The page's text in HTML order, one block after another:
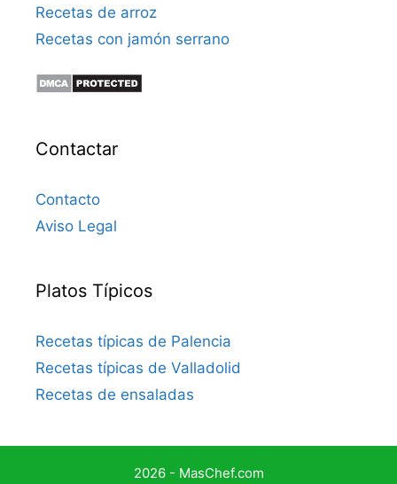
Recetas de arroz
Recetas con jamón serrano
Contactar
Contacto
Aviso Legal
Platos Típicos
Recetas típicas de Palencia
Recetas típicas de Valladolid
Recetas de ensaladas
2026 - MasChef.com